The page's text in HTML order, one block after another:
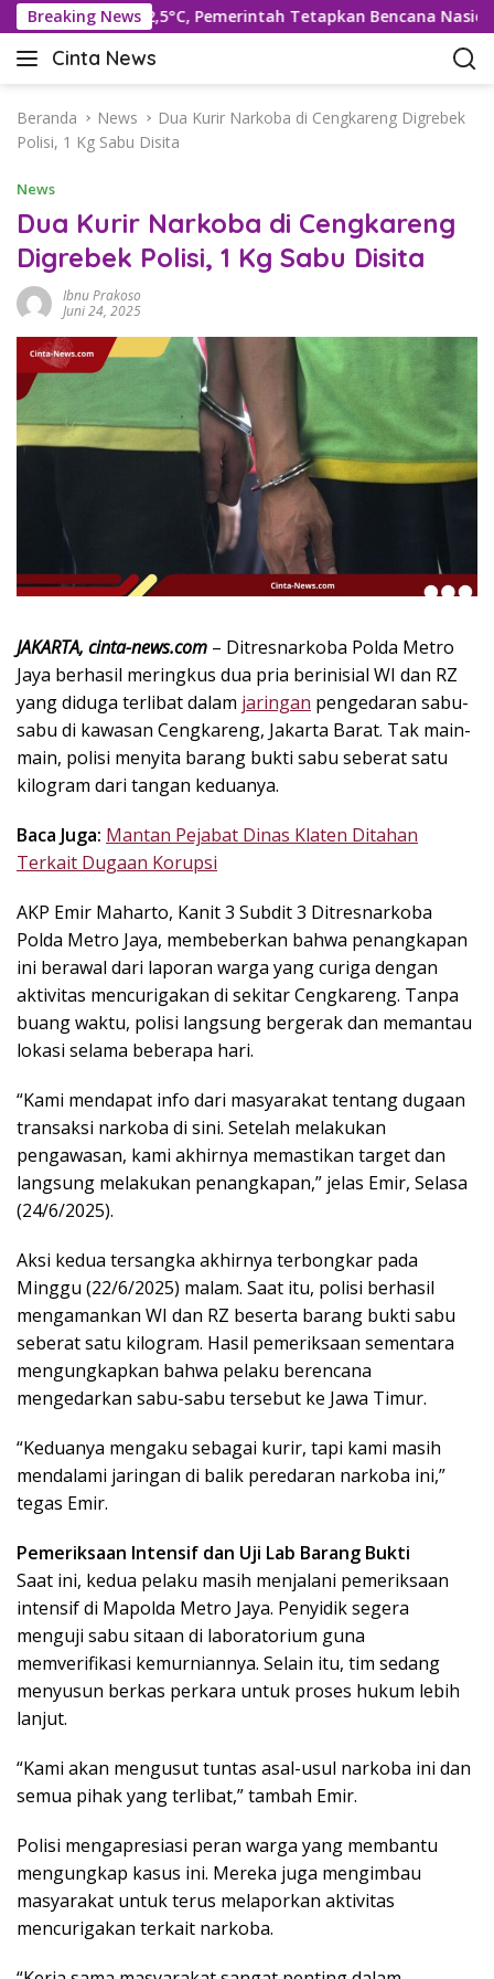
a
Breaking News
Rekor 42,5°C, Pemerintah Tetapkan Bencana Nasional
Cinta News
C
n
t
N
e
w
s
K
a
b
T
i
,
e
n
u
h
n
s
i
r
s
i
!
Beranda News
Dua Kurir Narkoba di Cengkareng Digrebek
Polisi, 1 Kg Sabu Disita
News
Dua Kurir Narkoba di Cengkareng
Digrebek Polisi, 1 Kg Sabu Disita
Ibnu Prakoso
Juni 24, 2025
JAKARTA, cinta-news.com – Ditresnarkoba Polda Metro
Jaya berhasil meringkus dua pria berinisial WI dan RZ
yang diduga terlibat dalam jaringan pengedaran sabu-
sabu di kawasan Cengkareng, Jakarta Barat. Tak main-
main, polisi menyita barang bukti sabu seberat satu
kilogram dari tangan keduanya.
Baca Juga: Mantan Pejabat Dinas Klaten Ditahan
Terkait Dugaan Korupsi
AKP Emir Maharto, Kanit 3 Subdit 3 Ditresnarkoba
Polda Metro Jaya, membeberkan bahwa penangkapan
ini berawal dari laporan warga yang curiga dengan
aktivitas mencurigakan di sekitar Cengkareng. Tanpa
buang waktu, polisi langsung bergerak dan memantau
lokasi selama beberapa hari.
“Kami mendapat info dari masyarakat tentang dugaan
transaksi narkoba di sini. Setelah melakukan
pengawasan, kami akhirnya memastikan target dan
langsung melakukan penangkapan,” jelas Emir, Selasa
(24/6/2025).
Aksi kedua tersangka akhirnya terbongkar pada
Minggu (22/6/2025) malam. Saat itu, polisi berhasil
mengamankan WI dan RZ beserta barang bukti sabu
seberat satu kilogram. Hasil pemeriksaan sementara
mengungkapkan bahwa pelaku berencana
mengedarkan sabu-sabu tersebut ke Jawa Timur.
“Keduanya mengaku sebagai kurir, tapi kami masih
mendalami jaringan di balik peredaran narkoba ini,”
tegas Emir.
Pemeriksaan Intensif dan Uji Lab Barang Bukti
Saat ini, kedua pelaku masih menjalani pemeriksaan
intensif di Mapolda Metro Jaya. Penyidik segera
menguji sabu sitaan di laboratorium guna
memverifikasi kemurniannya. Selain itu, tim sedang
menyusun berkas perkara untuk proses hukum lebih
lanjut.
“Kami akan mengusut tuntas asal-usul narkoba ini dan
semua pihak yang terlibat,” tambah Emir.
Polisi mengapresiasi peran warga yang membantu
mengungkap kasus ini. Mereka juga mengimbau
masyarakat untuk terus melaporkan aktivitas
mencurigakan terkait narkoba.